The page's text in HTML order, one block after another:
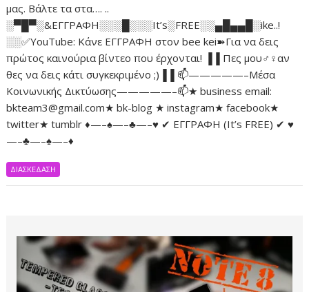
μας. Βάλτε τα στα…. ..
░▀█▀░&ΕΓΓΡΑΦΗ░░░█░░░It’s░FREE░░▄█▄▄█░ike..!
░░✅YouTube: Κάνε ΕΓΓΡΑΦΗ στον bee kei➽Για να δεις
πρώτος καινούρια βίντεο που έρχονται! ▐▐ Πες μου♂♀αν
θες να δεις κάτι συγκεκριμένο ;)▐▐ 📫—————–Μέσα
Κοινωνικής Δικτύωσης—————–📫★ business email:
bkteam3@gmail.com★ bk-blog ★ instagram★ facebook★
twitter★ tumblr ♦—–♠—–♣—–♥ ✔ ΕΓΓΡΑΦΗ (It’s FREE) ✔ ♥
—–♣—–♠—–♦
ΔΙΑΣΚΕΔΑΣΗ